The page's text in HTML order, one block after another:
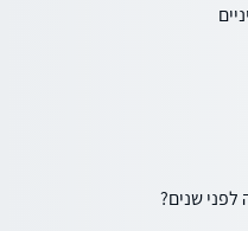
לפני שנים?